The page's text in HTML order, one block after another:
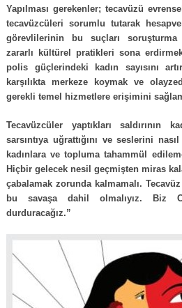
Yapılması gerekenler; tecavüzü
tecavüzcüleri sorumlu tutarak
görevlilerinin bu suçları soruşturma
zararlı kültürel pratikleri sona
polis güçlerindeki kadın sayısını
karşılıkta merkeze koymak ve
gerekli temel hizmetlere erişimini
Tecavüzcüler yaptıkları saldırının
sarsıntıya uğrattığını ve seslerini
kadınlara ve topluma tahammül
Hiçbir gelecek nesil geçmişten miras
çabalamak zorunda kalmamalı.
bu savaşa dahil olmalıyız. Biz
durduracağız.”